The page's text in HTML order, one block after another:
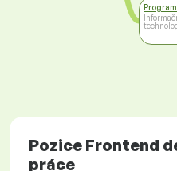
Pozice Frontend
práce